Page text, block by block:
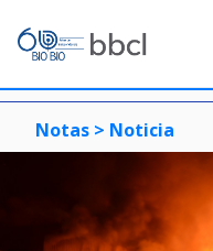
Notas > Noticia